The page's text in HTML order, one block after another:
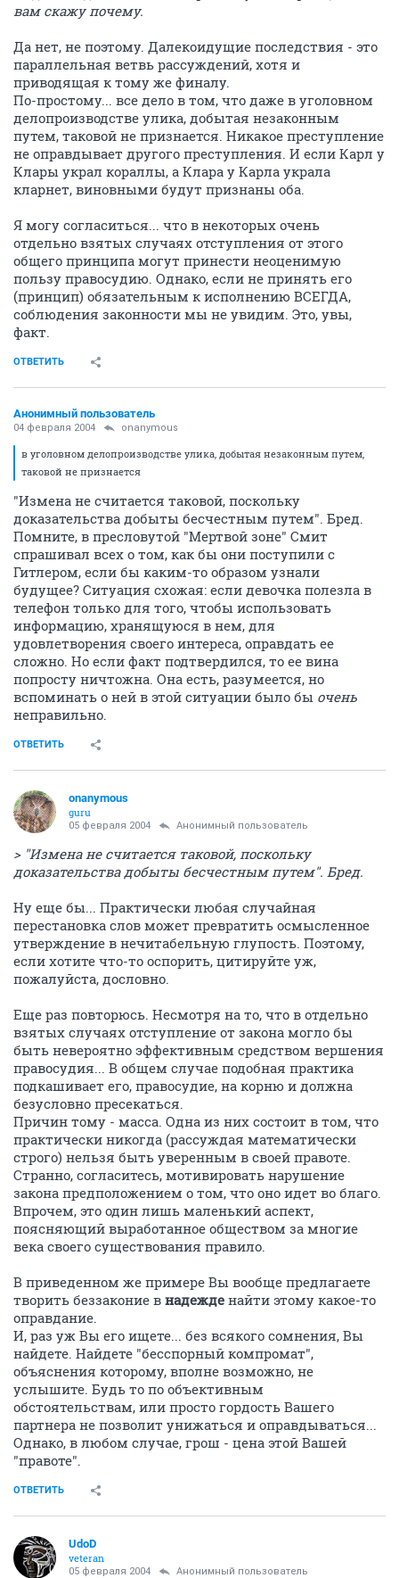
вам скажу почему.
Да нет, не поэтому. Далекоидущие последствия - это
параллельная ветвь рассуждений, хотя и
приводящая к тому же финалу.
По-простому... все дело в том, что даже в уголовном
делопроизводстве улика, добытая незаконным
путем, таковой не признается. Никакое преступление
не оправдывает другого преступления. И если Карл у
Клары украл кораллы, а Клара у Карла украла
кларнет, виновными будут признаны оба.
Я могу согласиться... что в некоторых очень
отдельно взятых случаях отступления от этого
общего принципа могут принести неоценимую
пользу правосудию. Однако, если не принять его
(принцип) обязательным к исполнению ВСЕГДА,
соблюдения законности мы не увидим. Это, увы,
факт.
ОТВЕТИТЬ
Анонимный пользователь
04 февраля 2004 onanymous
в уголовном делопроизводстве улика, добытая незаконным путем,
таковой не признается
"Измена не считается таковой, поскольку
доказательства добыты бесчестным путем". Бред.
Помните, в пресловутой "Мертвой зоне" Смит
спрашивал всех о том, как бы они поступили с
Гитлером, если бы каким-то образом узнали
будущее? Ситуация схожая: если девочка полезла в
телефон только для того, чтобы использовать
информацию, хранящуюся в нем, для
удовлетворения своего интереса, оправдать ее
сложно. Но если факт подтвердился, то ее вина
попросту ничтожна. Она есть, разумеется, но
вспоминать о ней в этой ситуации было бы очень
неправильно.
ОТВЕТИТЬ
onanymous
guru
05 февраля 2004 Анонимный пользователь
> "Измена не считается таковой, поскольку
доказательства добыты бесчестным путем". Бред.
Ну еще бы... Практически любая случайная
перестановка слов может превратить осмысленное
утверждение в нечитабельную глупость. Поэтому,
если хотите что-то оспорить, цитируйте уж,
пожалуйста, дословно.
Еще раз повторюсь. Несмотря на то, что в отдельно
взятых случаях отступление от закона могло бы
быть невероятно эффективным средством вершения
правосудия... В общем случае подобная практика
подкашивает его, правосудие, на корню и должна
безусловно пресекаться.
Причин тому - масса. Одна из них состоит в том, что
практически никогда (рассуждая математически
строго) нельзя быть уверенным в своей правоте.
Странно, согласитесь, мотивировать нарушение
закона предположением о том, что оно идет во благо.
Впрочем, это один лишь маленький аспект,
поясняющий выработанное обществом за многие
века своего существования правило.
В приведенном же примере Вы вообще предлагаете
творить беззаконие в надежде найти этому какое-то
оправдание.
И, раз уж Вы его ищете... без всякого сомнения, Вы
найдете. Найдете "бесспорный компромат",
объяснения которому, вполне возможно, не
услышите. Будь то по объективным
обстоятельствам, или просто гордость Вашего
партнера не позволит унижаться и оправдываться...
Однако, в любом случае, грош - цена этой Вашей
"правоте".
ОТВЕТИТЬ
UdoD
veteran
05 февраля 2004 Анонимный пользователь